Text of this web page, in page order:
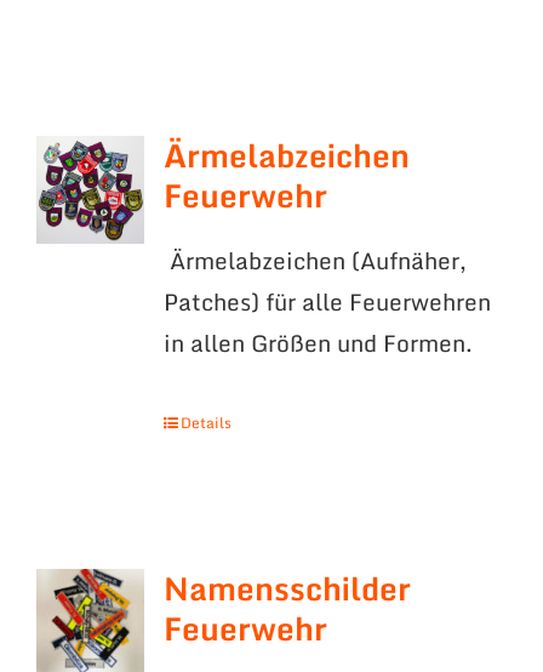
Ärmelabzeichen
Feuerwehr
Ärmelabzeichen (Aufnäher,
Patches) für alle Feuerwehren
in allen Größen und Formen.
Details
Namensschilder
Feuerwehr